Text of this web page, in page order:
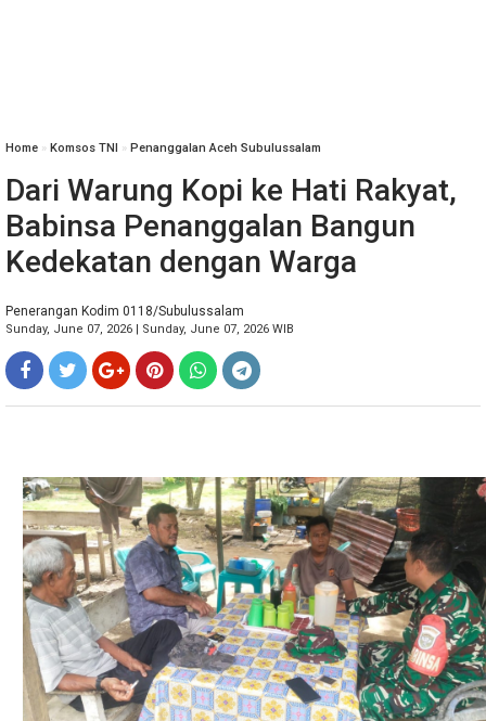
Home » Komsos TNI » Penanggalan Aceh Subulussalam
Dari Warung Kopi ke Hati Rakyat,
Babinsa Penanggalan Bangun
Kedekatan dengan Warga
Penerangan Kodim 0118/Subulussalam
Sunday, June 07, 2026 | Sunday, June 07, 2026 WIB